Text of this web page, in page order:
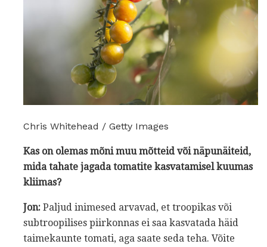
Chris Whitehead / Getty Images
Kas on olemas mõni muu mõtteid või näpunäiteid,
mida tahate jagada tomatite kasvatamisel kuumas
kliimas?
Jon: Paljud inimesed arvavad, et troopikas või
subtroopilises piirkonnas ei saa kasvatada häid
taimekaunte tomati, aga saate seda teha. Võite